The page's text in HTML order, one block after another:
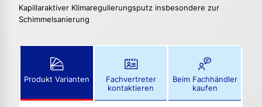
Kapillaraktiver Klimaregulierungsputz insbesondere zur
Schimmelsanierung
Produkt Varianten
Fachvertreter
kontaktieren
Beim Fachhändler
kaufen